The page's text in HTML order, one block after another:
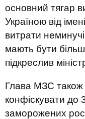
основний тягар
Україною від
витрати
мають бути
підкреслив
Глава МЗС
конфіскувати до
заморожених